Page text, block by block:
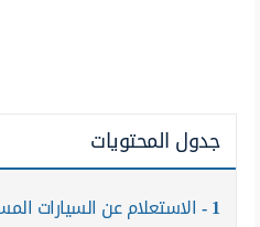
جدول المحتويات
1 الاستعلام عن السيارات